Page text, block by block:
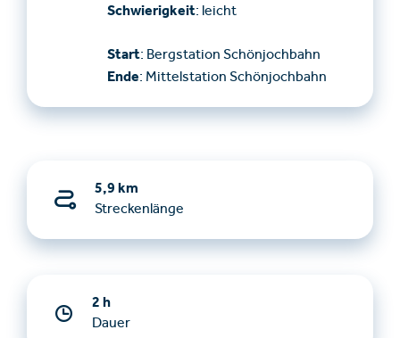
Schwierigkeit: leicht
Start: Bergstation Schönjochbahn
Ende: Mittelstation Schönjochbahn
5,9 km
Streckenlänge
2 h
Dauer